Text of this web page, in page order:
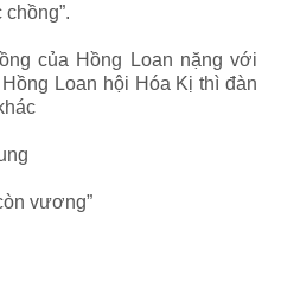
của Hồng Loan nặng với
Loan hội Hóa Kị thì đàn
vương”